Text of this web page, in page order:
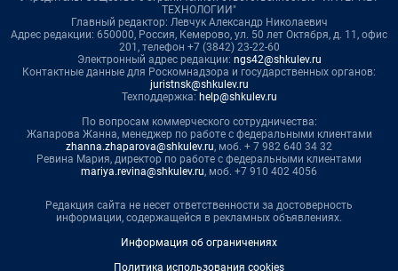
ТЕХНОЛОГИИ"
Главный редактор: Левчук Александр Николаевич
Адрес редакции: 650000, Россия, Кемерово, ул. 50 лет Октября, д. 11, офис
201, телефон +7 (3842) 23-22-60
Электронный адрес редакции: ngs42@shkulev.ru
Контактные данные для Роскомнадзора и государственных органов:
juristnsk@shkulev.ru
Техподдержка: help@shkulev.ru
По вопросам коммерческого сотрудничества:
Жапарова Жанна, менеджер по работе с федеральными клиентами
zhanna.zhaparova@shkulev.ru, моб. + 7 982 640 34 32
Ревина Мария, директор по работе с федеральными клиентами
mariya.revina@shkulev.ru, моб. +7 910 402 4056
Редакция сайта не несет ответственности за достоверность
информации, содержащейся в рекламных объявлениях.
Информация об ограничениях
Политика использования cookies